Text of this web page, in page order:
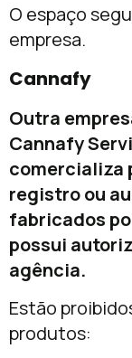
O espaço
empresa.
Cannafy
Outra
Cannafy
comercializa
registro ou
fabricados
possui
agência.
Estão
produtos: